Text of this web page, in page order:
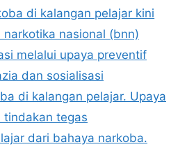
di kalangan pelajar kini
narkotika nasional (bnn)
melalui upaya preventif
dan sosialisasi
di kalangan pelajar. Upaya
tegas
dari bahaya narkoba.